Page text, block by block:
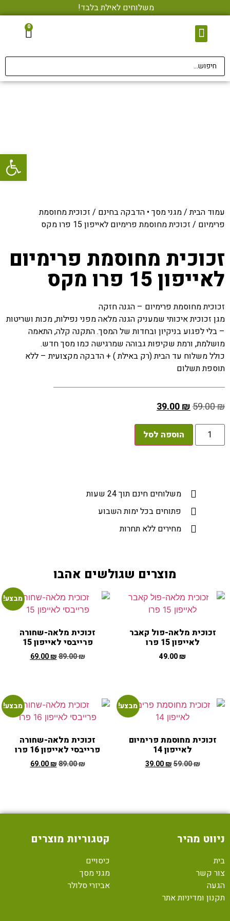
פתח
משלוחים לאילת בלבד!
0
עמוד הבית/מגני מסך • הדבקה בחינם / זכוכית מחוסמת
פרימיום / זכוכית מחוסמת פרימיום לאייפון 15 פרו מקס
זכוכית מחוסמת פרימיום
לאייפון 15 פרו מקס
זכוכית מחוסמת פרימיום – הגנה חזקה
מגן זכוכית איכותי שמעניק הגנה מלאה מפני נפילות, מכות ושריטות
– בלי לפגוע בניקיון ובחדות של המסך. התקנה קלה, התאמה
מושלמת, ורמת שקיפות גבוהה שמרגישה כמו מסך חדש.
כולל משלוח עד הבית (רק באילת ) + הדבקה מקצועית – ללא
תוספת תשלום
59.00₪
39.00₪
הוספה לסל
משלוחים חינם תוך 24 שעות​
פתוחים בכל ימות השבוע
מחירים ללא תחרות
מוצרים שגולשים אהבו
זכוכית מלאה-פול קאבר
לאייפון 15 פרו
49.00₪
מבצע!
זכוכית מלאה-שחורה
פרייבסי לאייפון 15
89.00₪
69.00₪
מבצע!
זכוכית מחוסמת פרימיום
לאייפון 14
59.00₪
39.00₪
מבצע!
זכוכית מלאה-שחורה
פרייבסי לאייפון 16 פרו
89.00₪
69.00₪
ניווט מהיר
בית
צור קשר
הגעה
תקנון ומדיניות אתר
קטגוריות מוצרים
כיסויים
מגני מסך
אביזרי סלולר